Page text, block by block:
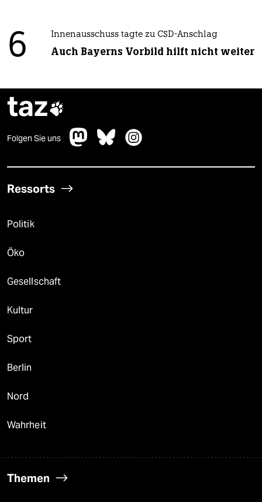
6 Innenausschuss tagte zu CSD-Anschlag
Auch Bayerns Vorbild hilft nicht weiter
taz
Folgen Sie uns
Ressorts
Politik
Öko
Gesellschaft
Kultur
Sport
Berlin
Nord
Wahrheit
Themen